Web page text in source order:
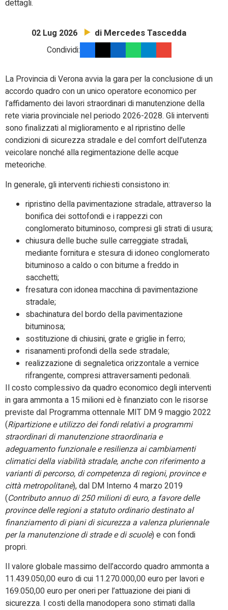
dettagli.
02 Lug 2026 di Mercedes Tascedda
Condividi:
La Provincia di Verona avvia la gara per la conclusione di un
accordo quadro con un unico operatore economico per
l’affidamento dei lavori straordinari di manutenzione della
rete viaria provinciale nel periodo 2026-2028. Gli interventi
sono finalizzati al miglioramento e al ripristino delle
condizioni di sicurezza stradale e del comfort dell’utenza
veicolare nonché alla regimentazione delle acque
meteoriche.
In generale, gli interventi richiesti consistono in:
ripristino della pavimentazione stradale, attraverso la
bonifica dei sottofondi e i rappezzi con
conglomerato bituminoso, compresi gli strati di usura;
chiusura delle buche sulle carreggiate stradali,
mediante fornitura e stesura di idoneo conglomerato
bituminoso a caldo o con bitume a freddo in
sacchetti;
fresatura con idonea macchina di pavimentazione
stradale;
sbachinatura del bordo della pavimentazione
bituminosa;
sostituzione di chiusini, grate e griglie in ferro;
risanamenti profondi della sede stradale;
realizzazione di segnaletica orizzontale a vernice
rifrangente, compresi attraversamenti pedonali.
Il costo complessivo da quadro economico degli interventi
in gara ammonta a 15 milioni ed è finanziato con le risorse
previste dal Programma ottennale MIT DM 9 maggio 2022
(Ripartizione e utilizzo dei fondi relativi a programmi
straordinari di manutenzione straordinaria e
adeguamento funzionale e resilienza ai cambiamenti
climatici della viabilità stradale, anche con riferimento a
varianti di percorso, di competenza di regioni, province e
città metropolitane), dal DM Interno 4 marzo 2019
(Contributo annuo di 250 milioni di euro, a favore delle
province delle regioni a statuto ordinario destinato al
finanziamento di piani di sicurezza a valenza pluriennale
per la manutenzione di strade e di scuole) e con fondi
propri.
Il valore globale massimo dell’accordo quadro ammonta a
11.439.050,00 euro di cui 11.270.000,00 euro per lavori e
169.050,00 euro per oneri per l’attuazione dei piani di
sicurezza. I costi della manodopera sono stimati dalla